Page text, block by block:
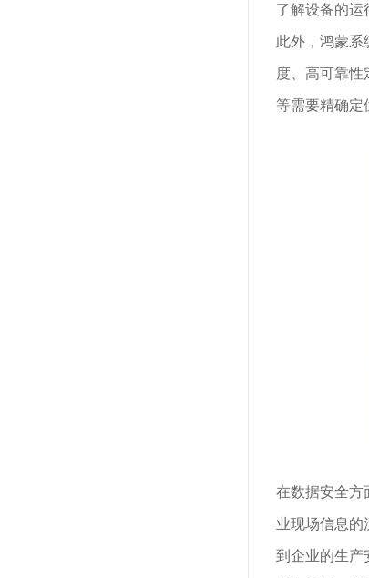
了解设备的运
此外，鸿蒙系
度、高可靠
等需要精确定
在数据安全方
业现场信息的
到企业的生产